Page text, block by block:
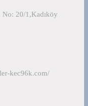
No: 20/1,Kadıköy
kec96k.com/